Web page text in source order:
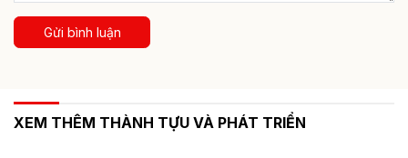
Gửi bình luận
XEM THÊM THÀNH TỰU VÀ PHÁT TRIỂN